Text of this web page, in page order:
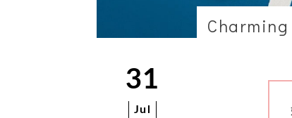
Charming
31
Jul